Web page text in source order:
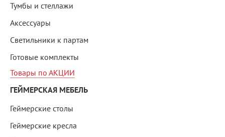
Тумбы и стеллажи
Аксессуары
Светильники к партам
Готовые комплекты
Товары по АКЦИИ
ГЕЙМЕРСКАЯ МЕБЕЛЬ
Геймерские столы
Геймерские кресла